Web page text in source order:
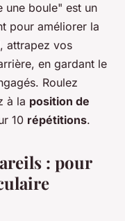
une boule" est un
pour améliorer la
attrapez vos
en gardant le
Roulez
à la position de
10 répétitions.
: pour